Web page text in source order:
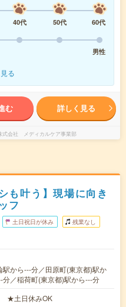
40代 50代
60代
男性
る
む 詳しく見る
式会社 メディカルケア事業部
も叶う】現場に向き
フ
土日祝日が休み 残業なし
から---分／田原町(東京都)駅か
分／稲荷町(東京都)駅から---分
★土日休みOK